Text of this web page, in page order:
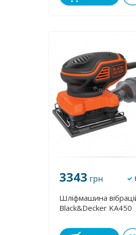
3343 грн
Шліфмашина
Black&Decker KA450